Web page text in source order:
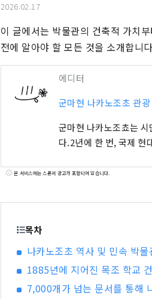
2026.02.17
이 글에서는 박물관의 건축적 가치
전에 알아야 할 모든 것을 소개합니
에디터
군마현 나카노조초 관광
군마현 나카노조쵸는
다.2년에 한 번, 국제 현
본 서비스에는 스폰서 광고가 포함되어 있습니다.
목차
나카노조초 역사 및 민속 박
1885년에 지어진 목조 학교
7,000개가 넘는 문서를 통해